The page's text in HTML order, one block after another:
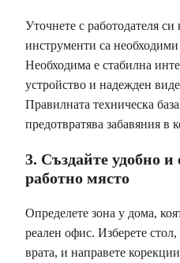
Уточнете с работодателя
инструменти са необходими
Необходима е стабилна
устройство и надежден
Правилната техническа
предотвратява забавяния в
3. Създайте удобно
работно място
Определете зона у дома,
реален офис. Изберете
врата, и направете